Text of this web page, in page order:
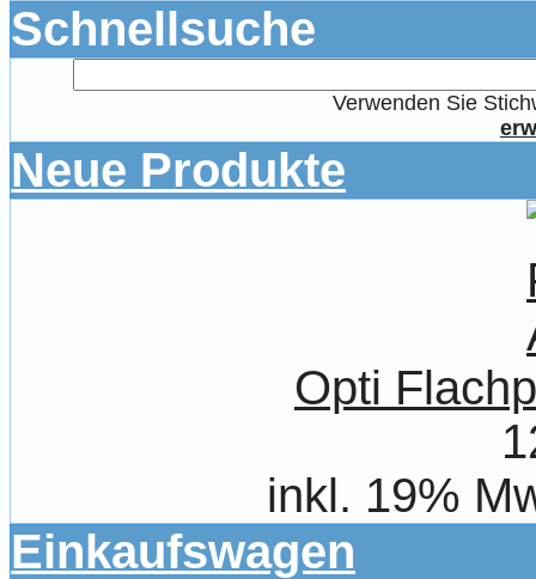
Schnellsuche
Verwenden Sie
Neue Produkte
Opti
inkl. 19%
Einkaufswagen